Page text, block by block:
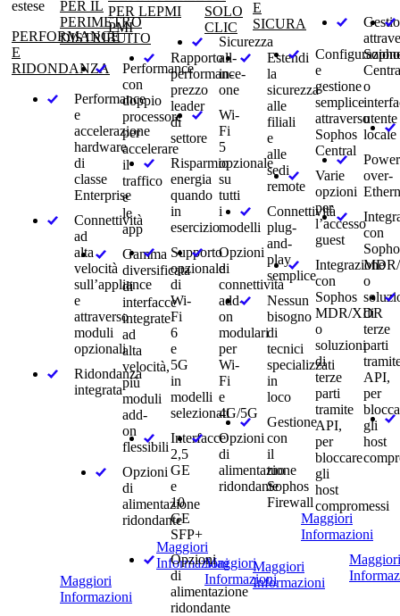
estese
PERFORMANCE
E
RIDONDANZA
Performance
e
accelerazione
hardware
di
classe
Enterprise
Connettività
ad
alta
velocità
sull’appliance
e
attraverso
moduli
opzionali
Ridondanza
integrata
PER IL
PERIMETRO
DISTRIBUITO
Performance
con
doppio
processore
per
accelerare
il
traffico
e
le
app
Gamma
diversificata
di
interfacce
integrate
ad
alta
velocità,
più
moduli
add-
on
flessibili
Opzioni
di
alimentazione
ridondante
Maggiori
Informazioni
PER LE
PMI
Rapporto
performance-
prezzo
leader
di
settore
Risparmio
energia
quando
in
esercizio
Supporto
opzionale
di
Wi-
Fi
6
e
5G
in
modelli
selezionati
Interfacce
2,5
GE
e
10
GE
SFP+
Opzioni
di
alimentazione
ridondante
PMI
Sicurezza
all-
in-
one
Wi-
Fi
5
opzionale
su
tutti
i
modelli
Opzioni
di
connettività
add-
on
modulari
per
Wi-
Fi
e
4G/5G
Opzioni
di
alimentazione
ridondante
Maggiori
Informazioni
SOLO
CLIC
Estendi
la
sicurezza
alle
filiali
e
alle
sedi
remote
Connettività
plug-
and-
play
semplice
Nessun
bisogno
di
tecnici
specializzati
in
loco
Gestione
con
il
tuo
Sophos
Firewall
Maggiori
Informazioni
E
SICURA
e
gestione
semplice
attraverso
Sophos
Central
Varie
opzioni
per
l’accesso
guest
Integrazione
con
Sophos
MDR/XDR
o
soluzioni
di
terze
parti
tramite
API,
per
bloccare
gli
host
compromessi
Maggiori
Informazioni
o
utente
locale
over-
con
o
di
terze
parti
API,
per
gli
host
Maggiori
Informazioni
Maggiori